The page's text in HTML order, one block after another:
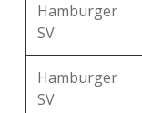
Hamburger
SV
Hamburger
SV